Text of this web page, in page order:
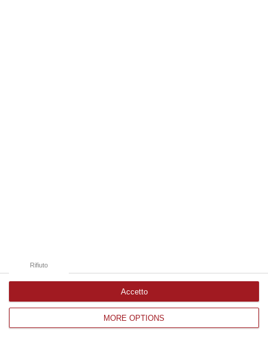
MORE OPTIONS
Rifiuto
Accetto
Corriere delle Calabria è una testata giornalistica di News&Com S.r.l